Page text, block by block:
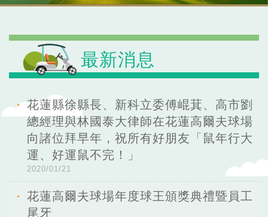
最新消息
花蓮縣徐縣長、新科立委傅崐萁、高市劉
總經理與林國泰大律師在花蓮高爾夫球場
向諸位拜早年，祝所有好朋友「鼠年行大
運、好運鼠不完！」
2020/01/21
花蓮高爾夫球場年度球王頒獎典禮暨員工
尾牙